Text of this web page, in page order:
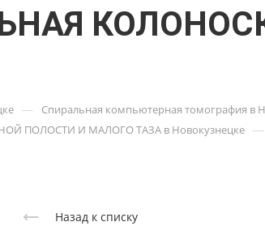
— Спиральная компьютерная томография в
ПОЛОСТИ И МАЛОГО ТАЗА в Новокузнецке —
Назад к списку